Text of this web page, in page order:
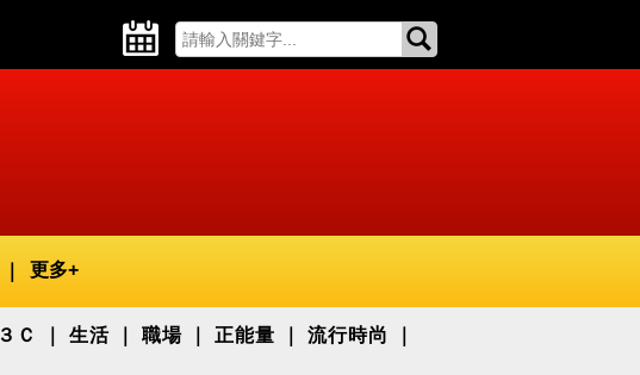
更多+
３Ｃ 生活 職場 正能量 流行時尚